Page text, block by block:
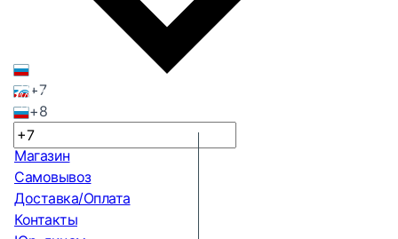
+7
+8
Магазин
Самовывоз
Доставка/Оплата
Контакты